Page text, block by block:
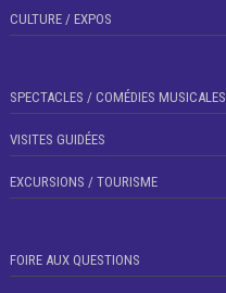
CULTURE / EXPOS
SPECTACLES / COMÉDIES MUSICALES
VISITES GUIDÉES
EXCURSIONS / TOURISME
FOIRE AUX QUESTIONS